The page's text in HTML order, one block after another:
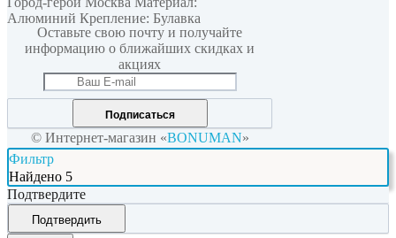
Алюминий Крепление: Булавка
Оставьте свою почту и получайте
информацию о ближайших скидках и
акциях
Подписаться
© Интернет-магазин «BONUMAN»
Фильтр
Найдено 5
Подтвердите
Подтвердить